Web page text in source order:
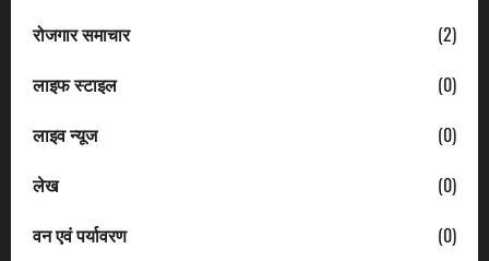
रोजगार समाचार
(2)
लाइफ स्टाइल
(0)
लाइव न्यूज
(0)
लेख
(0)
वन एवं पर्यावरण
(0)